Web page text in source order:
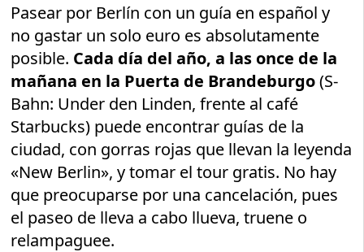
Pasear por Berlín con un guía en español y
no gastar un solo euro es absolutamente
posible. Cada día del año, a las once de la
mañana en la Puerta de Brandeburgo(S-
Bahn: Under den Linden, frente al café
Starbucks) puede encontrar guías de la
ciudad, con gorras rojas que llevan la leyenda
«New Berlin», y tomar el tour gratis. No hay
que preocuparse por una cancelación, pues
el paseo de lleva a cabo llueva, truene o
relampaguee.